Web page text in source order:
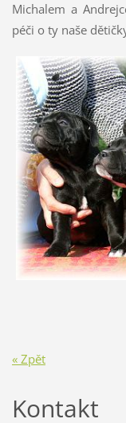
Michalem a
péči o ty naše
« Zpět
Kontakt